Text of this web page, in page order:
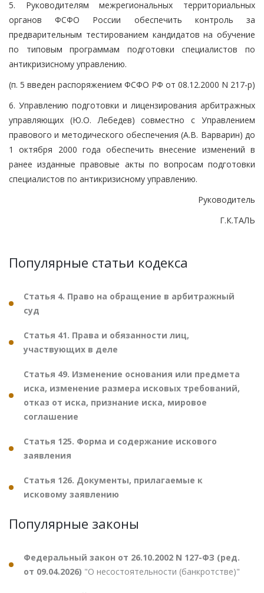
5. Руководителям межрегиональных территориальных
органов ФСФО России обеспечить контроль за
предварительным тестированием кандидатов на обучение
по типовым программам подготовки специалистов по
антикризисному управлению.
(п. 5 введен распоряжением ФСФО РФ от 08.12.2000 N 217-р)
6. Управлению подготовки и лицензирования арбитражных
управляющих (Ю.О. Лебедев) совместно с Управлением
правового и методического обеспечения (А.В. Варварин) до
1 октября 2000 года обеспечить внесение изменений в
ранее изданные правовые акты по вопросам подготовки
специалистов по антикризисному управлению.
Руководитель
Г.К.ТАЛЬ
Популярные статьи кодекса
Статья 4. Право на обращение в арбитражный
суд
Статья 41. Права и обязанности лиц,
участвующих в деле
Статья 49. Изменение основания или предмета
иска, изменение размера исковых требований,
отказ от иска, признание иска, мировое
соглашение
Статья 125. Форма и содержание искового
заявления
Статья 126. Документы, прилагаемые к
исковому заявлению
Популярные законы
Федеральный закон от 26.10.2002 N 127-ФЗ (ред.
от 09.04.2026) "О несостоятельности (банкротстве)"